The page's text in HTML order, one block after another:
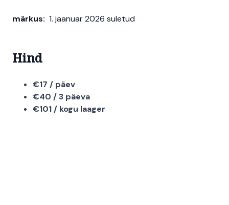
märkus: 1. jaanuar 2026 suletud
Hind
€17 / päev
€40 / 3 päeva
€101 / kogu laager